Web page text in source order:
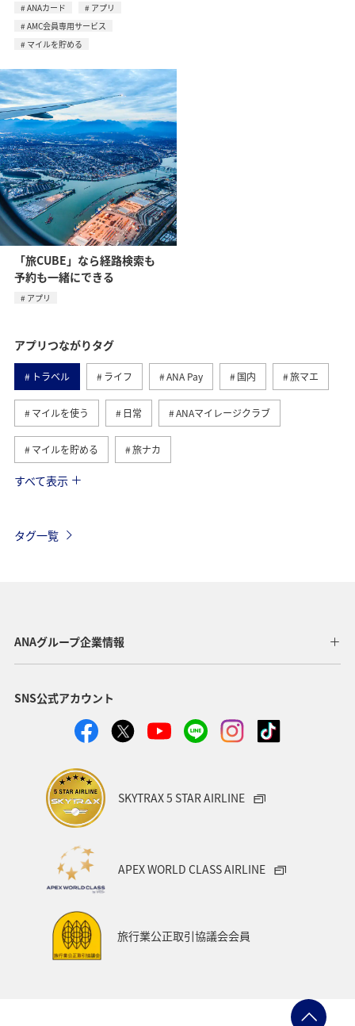
ANAカード
アプリ
AMC会員専用サービス
マイルを貯める
「旅CUBE」なら経路検索も
予約も一緒にできる
アプリ
アプリつながりタグ
トラベル ライフ ANA Pay 国内 旅マエ
マイルを使う 日常 ANAマイレージクラブ
マイルを貯める 旅ナカ
海外
すべて表示
タグ一覧
ANAグループ企業情報
SNS公式アカウント
SKYTRAX 5 STAR AIRLINE
APEX WORLD CLASS AIRLINE
旅行業公正取引協議会会員